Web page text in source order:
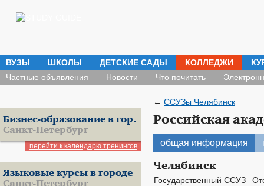
ВУЗЫ ШКОЛЫ ДЕТСКИЕ САДЫ КОЛЛЕДЖИ
Частные объявления
Новости Что почитать
← ССУЗы Челябинск
Российская
общая информация
Челябинск
Государственный ССУЗ
Бизнес-образование в гор.
Санкт-Петербург
перейти к календарю тренингов
Языковые курсы в городе
Санкт-Петербург